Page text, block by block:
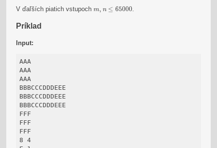
V ďaľších piatich vstupochm, n ≤ 65000
65000
Príklad
Input:
AAA
AAA
AAA
BBBCCCDDDEEE
BBBCCCDDDEEE
BBBCCCDDDEEE
FFF
FFF
FFF
8 4